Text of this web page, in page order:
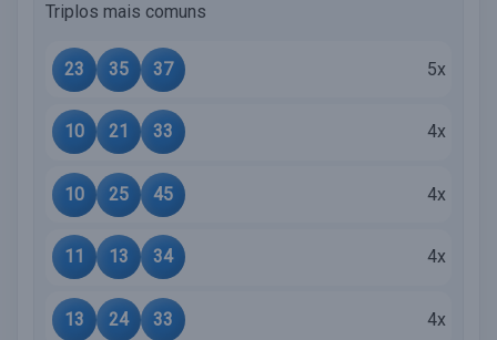
Triplos mais comuns
23 35 37 5x
10 21 33 4x
10 25 45 4x
11 13 34 4x
13 24 33 4x